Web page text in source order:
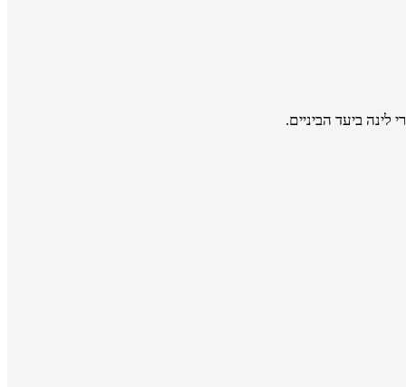
ביעד הביניים.